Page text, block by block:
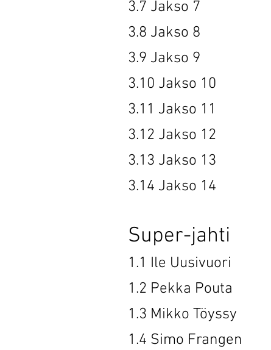
3.7
3.8
3.9
3.10
3.11
3.12
3.13
3.14
Super-jahti
1.1 Ile
1.2
1.3
1.4 Simo